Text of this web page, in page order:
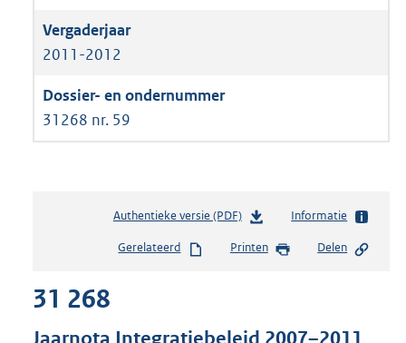
2011-2012
31268 nr. 59
Authentieke versie (PDF)b
s
d
Informatie
Gerelateerd Printen Delen
31 268